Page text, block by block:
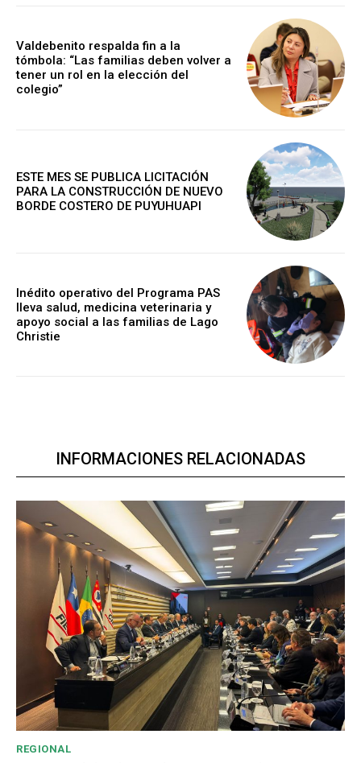
Valdebenito respalda fin a la
tómbola: “Las familias deben volver a
tener un rol en la elección del
colegio”
ESTE MES SE PUBLICA LICITACIÓN
PARA LA CONSTRUCCIÓN DE NUEVO
BORDE COSTERO DE PUYUHUAPI
Inédito operativo del Programa PAS
lleva salud, medicina veterinaria y
apoyo social a las familias de Lago
Christie
INFORMACIONES RELACIONADAS
REGIONAL